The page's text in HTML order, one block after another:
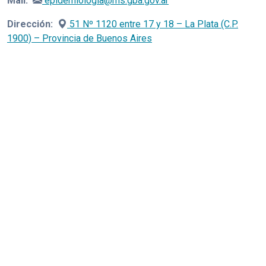
Dirección:
51 Nº 1120 entre 17 y 18 – La Plata (C.P.
1900) – Provincia de Buenos Aires